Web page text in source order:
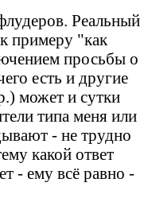
Реальный
примеру "как
просьбы о
есть и другие
может и сутки
типа меня или
- не трудно
какой ответ
- ему всё равно -